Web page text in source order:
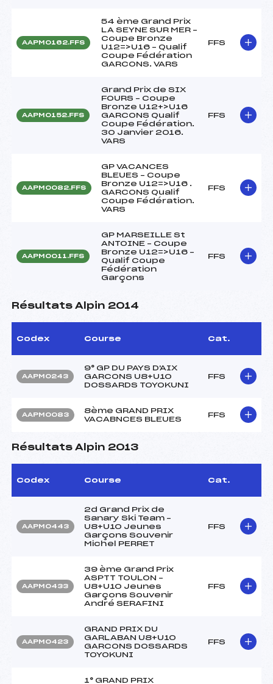
AAPM0162.FFS
54 ème Grand Prix
LA SEYNE SUR MER –
Coupe Bronze
U12=>U16 – Qualif
Coupe Fédération
GARCONS. VARS
FFS
AAPM0152.FFS
Grand Prix de SIX
FOURS – Coupe
Bronze U12+>U16
GARCONS Qualif
Coupe Fédération.
30 Janvier 2016.
VARS
FFS
AAPM0082.FFS
GP VACANCES
BLEUES – Coupe
Bronze U12=>U16 .
GARCONS Qualif
Coupe Fédération.
VARS
FFS
AAPM0011.FFS
GP MARSEILLE St
ANTOINE – Coupe
Bronze U12=>U16 –
Qualif Coupe
Fédération
Garçons
FFS
Résultats Alpin 2014
Codex Course Cat.
AAPM0243
9° GP DU PAYS D'AIX
GARCONS U8+U10
DOSSARDS TOYOKUNI
FFS
AAPM0083
8ème GRAND PRIX
VACABNCES BLEUES
FFS
Résultats Alpin 2013
Codex Course Cat.
AAPM0443
2d Grand Prix de
Sanary Ski Team –
U8+U10 Jeunes
Garçons Souvenir
Michel PERRET
FFS
AAPM0433
39 ème Grand Prix
ASPTT TOULON –
U8+U10 Jeunes
Garçons Souvenir
André SERAFINI
FFS
AAPM0423
GRAND PRIX DU
GARLABAN U8+U10
GARCONS DOSSARDS
TOYOKUNI
FFS
1° GRAND PRIX